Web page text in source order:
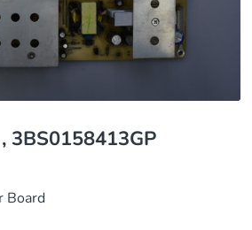
3BS0158413GP
Board